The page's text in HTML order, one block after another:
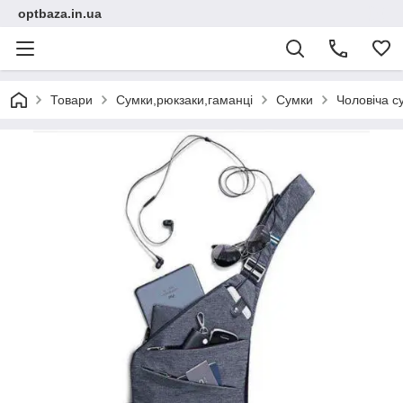
optbaza.in.ua
Товари Сумки,рюкзаки,гаманці Сумки Чоловіча